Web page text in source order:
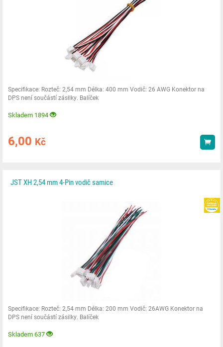
Specifikace: Rozteč: 2,54 mm Délka: 400 mm Vodič: 26 AWG Konektor na
DPS není součástí zásilky. Balíček
Skladem 1894
6,00 Kč
JST XH 2,54 mm 4-Pin vodič samice
Specifikace: Rozteč: 2,54 mm Délka: 200 mm Vodič: 26AWG Konektor na
DPS není součástí zásilky. Balíček
Skladem 637